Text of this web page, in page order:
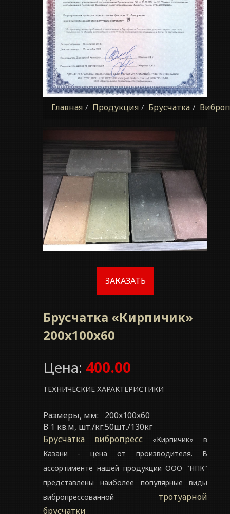
Главная Продукция Брусчатка
ЗАКАЗАТЬ
Брусчатка «Кирпичик»
200x100x60
Цена: 400.00
ТЕХНИЧЕСКИЕ ХАРАКТЕРИСТИКИ
Размеры, мм:
200x100x60
В 1 кв.м, шт./кг:50шт./130кг
Брусчатка вибропресс «Кирпичик» в
Казани - цена от производителя. В
ассортименте нашей продукции ООО "НПК"
представлены наиболее популярные виды
вибропрессованной тротуарной
брусчатки